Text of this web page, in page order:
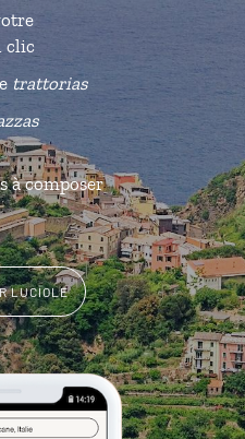
clic
trattorias
à composer
LUCIOLE